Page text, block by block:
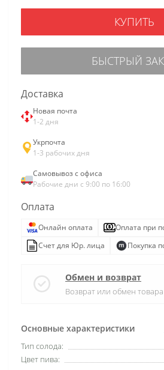
Основные характеристики
Тип солода:
Цвет пива:
КУПИТЬ
БЫСТРЫЙ
Доставка
Новая почта
1-2 дня
Укрпочта
1-3 рабочих дня
Самовывоз с офиса
Рабочие дни с 9:00 по 16:00
Оплата
Онлайн оплата
Оплата при
Счет для Юр. лица
Покупка
Обмен и возврат
Возврат или обмен